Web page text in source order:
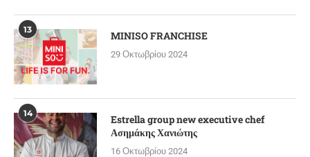
13 MINISO FRANCHISE
29 Οκτωβρίου 2024
14
Estrella group new executive chef
Ασημάκης Χανιώτης
16 Οκτωβρίου 2024